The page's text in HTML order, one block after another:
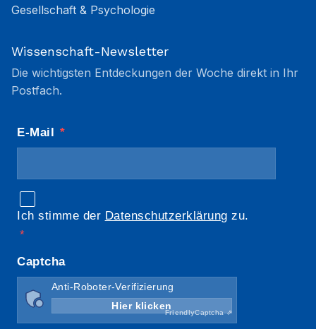
Gesellschaft & Psychologie
Wissenschaft-Newsletter
Die wichtigsten Entdeckungen der Woche direkt in Ihr
Postfach.